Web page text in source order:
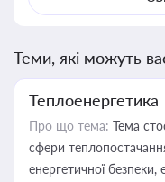
Теми, які можуть
Теплоенергетика
Про що тема: Тема
сфери
енергетичної безпеки,